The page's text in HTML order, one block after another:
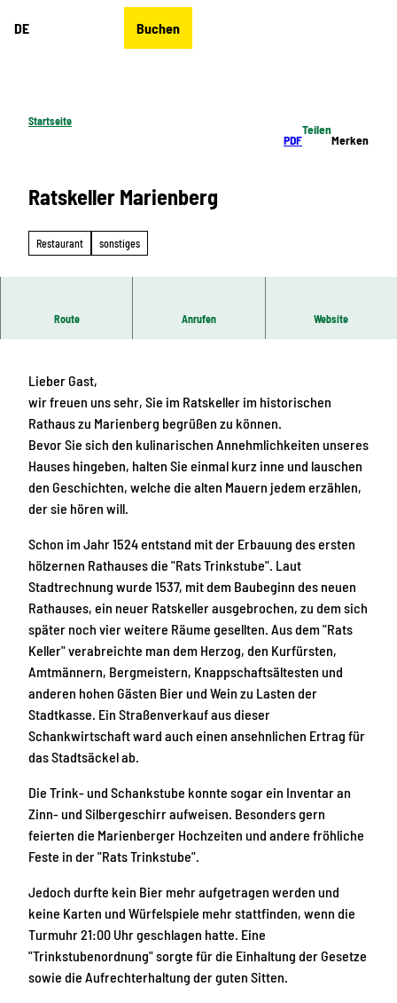
DE Buchen
Startseite
PDF
Teilen
Merken
Ratskeller Marienberg
Restaurant sonstiges
Route Anrufen Website
Lieber Gast,
wir freuen uns sehr, Sie im Ratskeller im historischen
Rathaus zu Marienberg begrüßen zu können.
Bevor Sie sich den kulinarischen Annehmlichkeiten unseres
Hauses hingeben, halten Sie einmal kurz inne und lauschen
den Geschichten, welche die alten Mauern jedem erzählen,
der sie hören will.
Schon im Jahr 1524 entstand mit der Erbauung des ersten
hölzernen Rathauses die "Rats Trinkstube". Laut
Stadtrechnung wurde 1537, mit dem Baubeginn des neuen
Rathauses, ein neuer Ratskeller ausgebrochen, zu dem sich
später noch vier weitere Räume gesellten. Aus dem "Rats
Keller" verabreichte man dem Herzog, den Kurfürsten,
Amtmännern, Bergmeistern, Knappschaftsältesten und
anderen hohen Gästen Bier und Wein zu Lasten der
Stadtkasse. Ein Straßenverkauf aus dieser
Schankwirtschaft ward auch einen ansehnlichen Ertrag für
das Stadtsäckel ab.
Die Trink- und Schankstube konnte sogar ein Inventar an
Zinn- und Silbergeschirr aufweisen. Besonders gern
feierten die Marienberger Hochzeiten und andere fröhliche
Feste in der "Rats Trinkstube".
Jedoch durfte kein Bier mehr aufgetragen werden und
keine Karten und Würfelspiele mehr stattfinden, wenn die
Turmuhr 21:00 Uhr geschlagen hatte. Eine
"Trinkstubenordnung" sorgte für die Einhaltung der Gesetze
sowie die Aufrechterhaltung der guten Sitten.